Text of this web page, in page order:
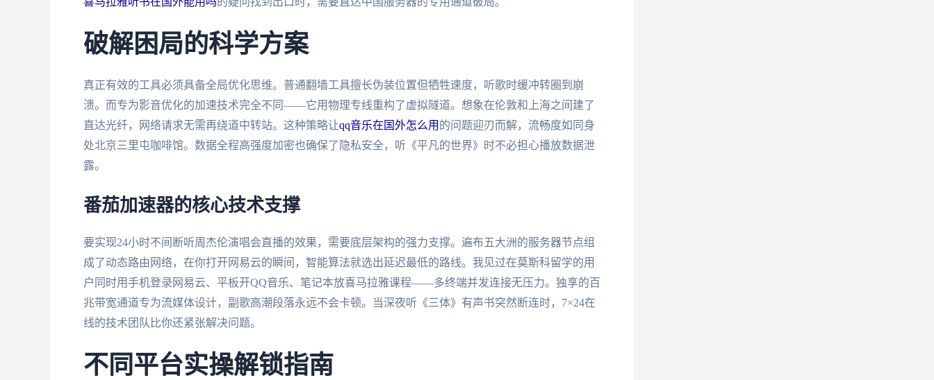
破解困局的科学方案
真正有效的工具必须具备全局优化思维。普通翻墙工具擅长伪装位置但牺牲速度，听歌时缓冲转圈到崩
溃。而专为影音优化的加速技术完全不同——它用物理专线重构了虚拟隧道。想象在伦敦和上海之间建了
直达光纤，网络请求无需再绕道中转站。这种策略让qq音乐在国外怎么用 的问题迎刃而解，流畅度如同身
处北京三里屯咖啡馆。数据全程高强度加密也确保了隐私安全，听《平凡的世界》时不必担心播放数据泄
露。
番茄加速器的核心技术支撑
要实现24小时不间断听周杰伦演唱会直播的效果，需要底层架构的强力支撑。遍布五大洲的服务器节点组
成了动态路由网络，在你打开网易云的瞬间，智能算法就选出延迟最低的路线。我见过在莫斯科留学的用
户同时用手机登录网易云、平板开QQ音乐、笔记本放喜马拉雅课程——多终端并发连接无压力。独享的百
兆带宽通道专为流媒体设计，副歌高潮段落永远不会卡顿。当深夜听《三体》有声书突然断连时，7×24在
线的技术团队比你还紧张解决问题。
不同平台实操解锁指南